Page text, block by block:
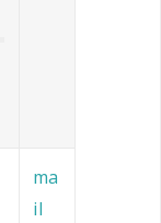
ma
il